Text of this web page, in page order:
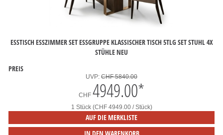
ESSTISCH ESSZIMMER SET ESSGRUPPE KLASSISCHER TISCH 5TLG SET STUHL 4X
STÜHLE NEU
PREIS
UVP: CHF 5840.00
CHF 4949.00*
1 Stück (CHF 4949.00 / Stück)
AUF DIE MERKLISTE